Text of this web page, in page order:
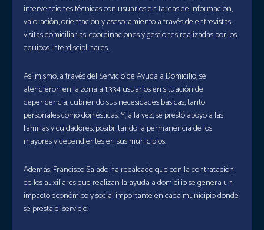
intervenciones técnicas con usuarios en tareas de información,
valoración, orientación y asesoramiento a través de entrevistas,
visitas domiciliarias, coordinaciones y gestiones realizadas por los
equipos interdisciplinares.
Así mismo, a través del Servicio de Ayuda a Domicilio, se
atendieron en la zona a 1.334 usuarios en situación de
dependencia, cubriendo sus necesidades básicas, tanto
personales como domésticas. Y, a la vez, se prestó apoyo a las
familias y cuidadores, posibilitando la permanencia de los
mayores y dependientes en sus municipios.
Además, Francisco Salado ha recalcado que con la contratación
de los auxiliares que realizan la ayuda a domicilio se genera un
impacto económico y social importante en cada municipio donde
se presta el servicio.